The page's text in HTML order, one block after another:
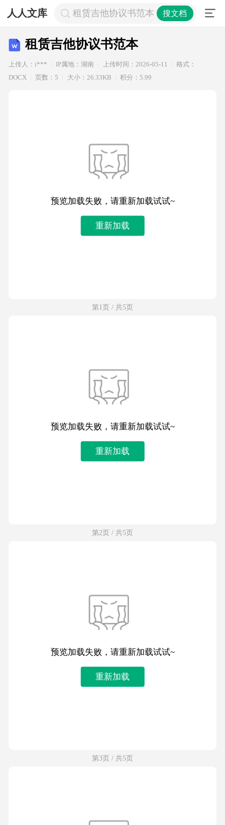
人人文库 租赁吉他协议书范本 搜文档
租赁吉他协议书范本
上传人：i*** IP属地：湖南 上传时间：2026-05-11
格式：
DOCX
页数：5 大小：26.33KB 积分：5.99
预览加载失败，请重新加载试试~
重新加载
第1页 / 共5页
预览加载失败，请重新加载试试~
重新加载
第2页 / 共5页
预览加载失败，请重新加载试试~
重新加载
第3页 / 共5页